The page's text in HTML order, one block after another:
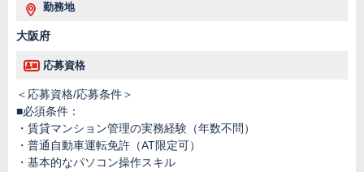
勤務地
大阪府
応募資格
＜応募資格/応募条件＞
■必須条件：
・賃貸マンション管理の実務経験（年数不問）
・普通自動車運転免許（AT限定可）
・基本的なパソコン操作スキル